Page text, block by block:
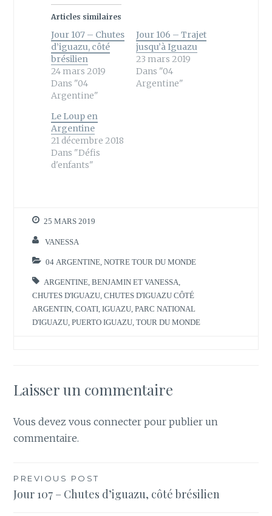
r
s
u
r
T
w
i
t
t
e
r
(
o
v
r
e
d
a
s
v
l
f
e
ê
t
r
e
)
r
s
u
r
F
a
c
b
o
e
e
f
n
ê
t
r
e
)
Articles similaires
Jour 107 – Chutes
d’iguazu, côté
brésilien
24 mars 2019
Dans "04
Argentine"
Jour 106 – Trajet
jusqu’à Iguazu
23 mars 2019
Dans "04
Argentine"
Le Loup en
Argentine
21 décembre 2018
Dans "Défis
d'enfants"
25 MARS 2019
VANESSA
04 ARGENTINE ,NOTRE TOUR DU MONDE
ARGENTINE ,BENJAMIN ET VANESSA
CHUTES D'IGUAZU ,CHUTES D'IGUAZU CÔTÉ
ARGENTIN ,COATI ,IGUAZU ,PARC NATIONAL
D'IGUAZU ,PUERTO IGUAZU ,TOUR DU MONDE
Laisser un commentaire
Vous devezvous connecter pour publier un
commentaire.
Navigation
de
PREVIOUS POST
Jour 107 – Chutes d’iguazu, côté brésilien